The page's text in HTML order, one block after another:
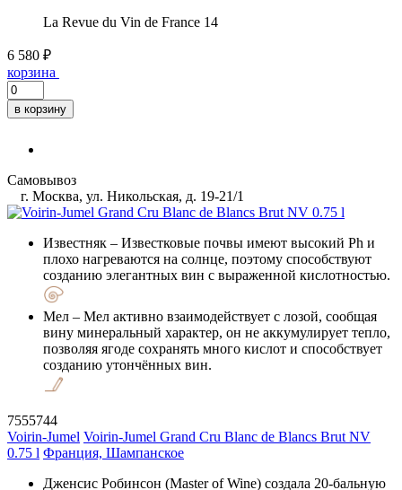
La Revue du Vin de France 14
6 580 ₽
корзина
в корзину
Самовывоз
г. Москва, ул. Никольская, д. 19-21/1
Известняк – Известковые почвы имеют высокий Ph и
плохо нагреваются на солнце, поэтому способствуют
созданию элегантных вин с выраженной кислотностью.
Мел – Мел активно взаимодействует с лозой, сообщая
вину минеральный характер, он не аккумулирует тепло,
позволяя ягоде сохранять много кислот и способствует
созданию утончённых вин.
7555744
Voirin-Jumel Voirin-Jumel Grand Cru Blanc de Blancs Brut NV
0.75 l Франция, Шампанское
Дженсис Робинсон (Master of Wine) создала 20-бальную